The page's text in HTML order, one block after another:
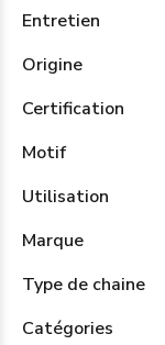
Entretien
Origine
Certification
Motif
Utilisation
Marque
Type de chaine
Catégories